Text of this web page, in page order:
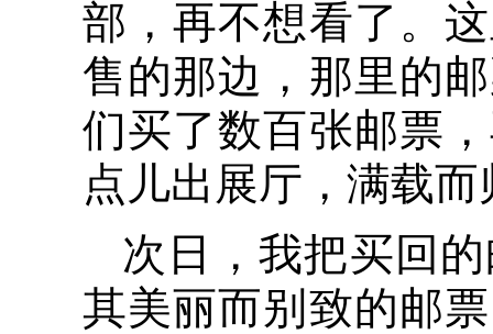
部，再不想看了。
售的那边，那里的
们买了数百张邮票
点儿出展厅，满载而
次日，我把买回
其美丽而别致的邮